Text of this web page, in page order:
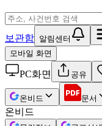
보관함 알림센터
모바일 화면
PC화면 공유
온비드 문서
온비드